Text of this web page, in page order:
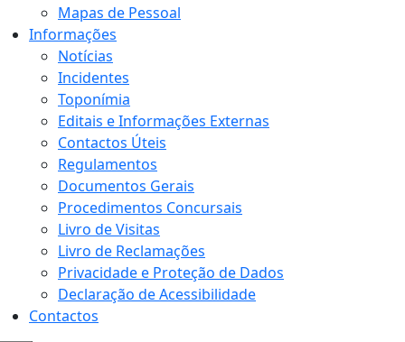
Mapas de Pessoal
Informações
Notícias
Incidentes
Toponímia
Editais e Informações Externas
Contactos Úteis
Regulamentos
Documentos Gerais
Procedimentos Concursais
Livro de Visitas
Livro de Reclamações
Privacidade e Proteção de Dados
Declaração de Acessibilidade
Contactos